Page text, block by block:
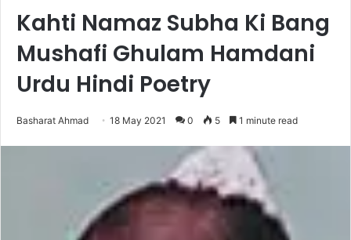
Kahti Namaz Subha Ki Bang
Mushafi Ghulam Hamdani
Urdu Hindi Poetry
Basharat Ahmad 18 May 2021 0 5 1 minute read